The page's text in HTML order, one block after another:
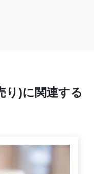
り)に関連する